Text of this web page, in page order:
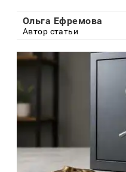
Ольга Ефремова
Автор статьи